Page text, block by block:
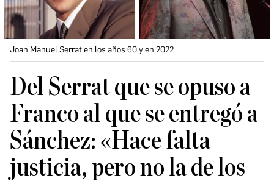
Joan Manuel Serrat en los años 60 y en 2022
Del Serrat que se opuso a
Franco al que se entregó a
Sánchez: «Hace falta
justicia, pero no la de los